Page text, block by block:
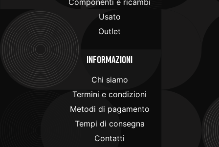
Usato
Outlet
Informazioni
Chi siamo
Termini e condizioni
Metodi di pagamento
Tempi di consegna
Contatti